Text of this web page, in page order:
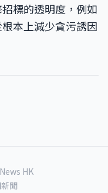
標的透明度，例如
本上減少貪污誘因
HK
聞